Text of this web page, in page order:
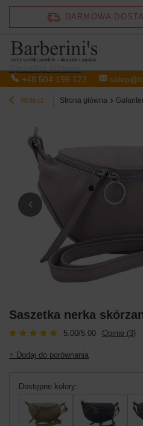
+48 504 199 123
DARMOWA
Wstecz Strona główna
Saszetka nerka
5.00/5.00 Opinie (3)
+ Dodaj do porównania
Dostępne kolory